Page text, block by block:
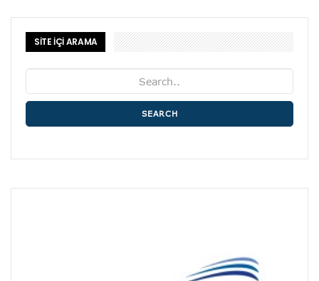
SİTE İÇİ ARAMA
SEARCH